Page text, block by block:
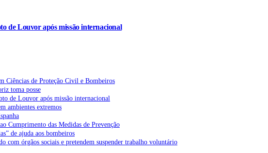
de Louvor após missão internacional
Ciências de Proteção Civil e Bombeiros
toma posse
de Louvor após missão internacional
ambientes extremos
Cumprimento das Medidas de Prevenção
de ajuda aos bombeiros
com órgãos sociais e pretendem suspender trabalho voluntário